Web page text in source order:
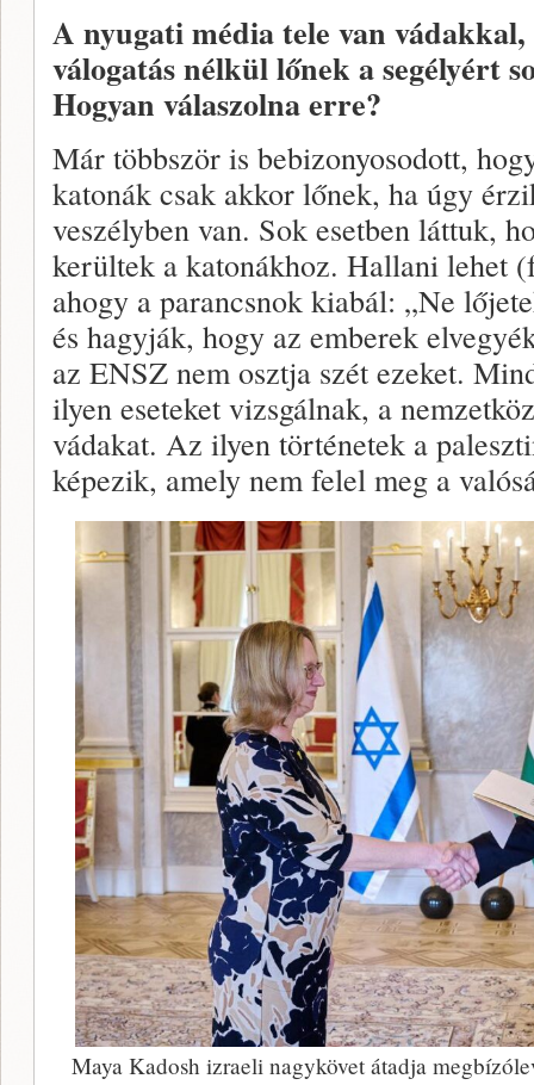
A nyugati média tele van
válogatás nélkül lőnek a segélyért
Hogyan válaszolna erre?
Már többször is bebizonyosodott,
katonák csak akkor lőnek, ha úgy
veszélyben van. Sok esetben láttuk,
kerültek a katonákhoz. Hallani lehet
ahogy a parancsnok kiabál: „Ne
és hagyják, hogy az emberek
az ENSZ nem osztja szét ezeket.
ilyen eseteket vizsgálnak, a
vádakat. Az ilyen történetek a
képezik, amely nem felel meg a
Maya Kadosh izraeli nagykövet átadja